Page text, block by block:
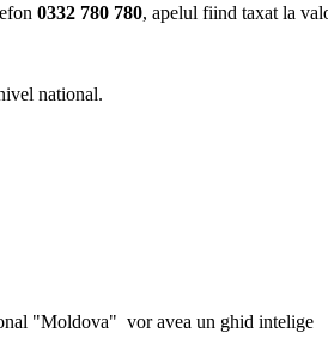
0332 780 780, apelul fiind taxat la
national.
"Moldova" vor avea un ghid intelige